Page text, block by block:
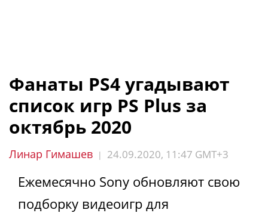
Фанаты PS4 угадывают
список игр PS Plus за
октябрь 2020
Линар Гимашев | 24.09.2020, 11:47 GMT+3
Ежемесячно Sony обновляют свою
подборку видеоигр для